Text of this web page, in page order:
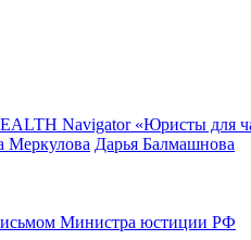
Navigator «Юристы для
Меркулова Дарья Балмашнова
Министра юстиции РФ